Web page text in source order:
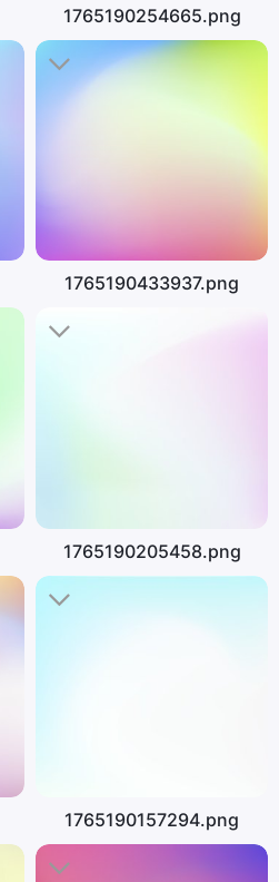
1765190254665.png
1765190433937.png
1765190205458.png
1765190157294.png